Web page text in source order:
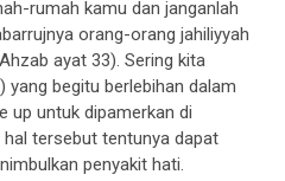
rumah kamu dan janganlah
orang-orang jahiliyyah
ayat 33). Sering kita
begitu berlebihan dalam
up untuk dipamerkan di
tersebut tentunya dapat
penyakit hati.